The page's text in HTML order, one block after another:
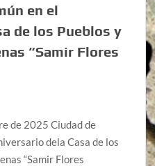
en el
de los Pueblos y
“Samir Flores
de 2025 Ciudad de
dela Casa de los
“Samir Flores